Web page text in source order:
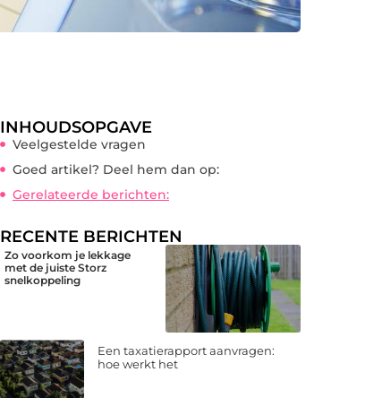
INHOUDSOPGAVE
Veelgestelde vragen
Goed artikel? Deel hem dan op:
Gerelateerde berichten:
RECENTE BERICHTEN
Zo voorkom je lekkage
met de juiste Storz
snelkoppeling
Een taxatierapport aanvragen:
hoe werkt het